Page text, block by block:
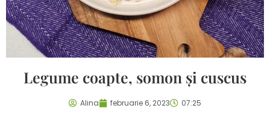
Legume coapte, somon și cuscus
Alina februarie 6, 2023 07:25